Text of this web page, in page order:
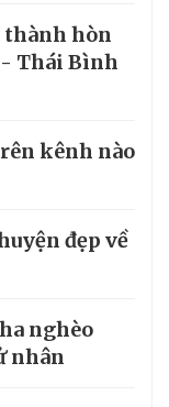
thành hòn
- Thái Bình
kênh nào
đẹp về
nghèo
nhân